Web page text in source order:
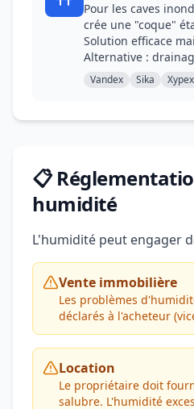
Pour les caves
crée une "coque"
Solution efficace
Alternative :
Vandex Sika Xypex
📋
humidité
L'humidité peut engager
Vente immobilière
Les problèmes
déclarés à l'acheteur
Location
Le propriétaire doit
salubre. L'humidité